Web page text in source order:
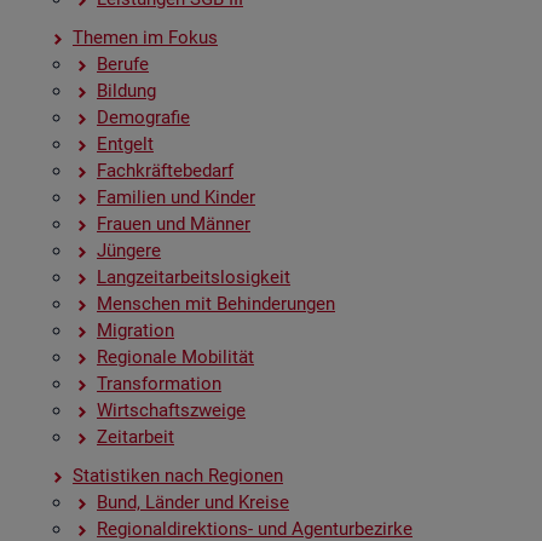
The­men im Fokus
Be­ru­fe
Bil­dung
De­mo­gra­fie
Ent­gelt
Fach­kräf­te­be­darf
Fa­mi­li­en und Kin­der
Frau­en und Män­ner
Jün­ge­re
Lang­zeit­ar­beits­lo­sig­keit
Men­schen mit Be­hin­de­run­gen
Mi­gra­ti­on
Re­gio­na­le Mo­bi­li­tät
Trans­for­ma­ti­on
Wirt­schafts­zwei­ge
Zeit­ar­beit
Sta­tis­ti­ken nach Re­gio­nen
Bund, Län­der und Krei­se
Re­gio­nal­di­rek­ti­ons- und Agen­tur­be­zir­ke